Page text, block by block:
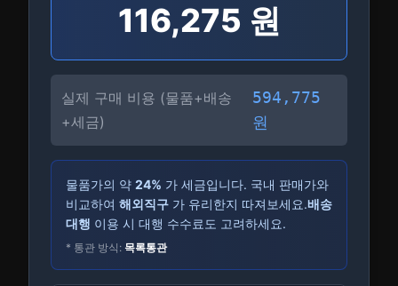
116,275 원
실제 구매 비용 (물품+배송
+세금)
594,775
원
물품가의 약 24% 가 세금입니다. 국내 판매가와
비교하여 해외직구 가 유리한지 따져보세요.배송
대행 이용 시 대행 수수료도 고려하세요.
* 통관 방식: 목록통관